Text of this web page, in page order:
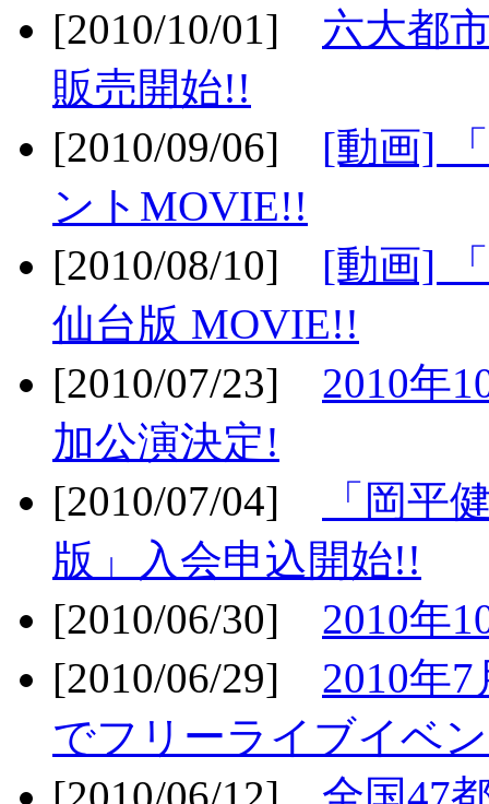
[2010/10/01] 六大都
販売開始!!
[2010/09/06] [動画]
ントMOVIE!!
[2010/08/10] [動画]
仙台版 MOVIE!!
[2010/07/23] 2010年
加公演決定!
[2010/07/04]
「岡平
版」入会申込開始!!
[2010/06/30] 2010年
[2010/06/29] 2010年
でフリーライブイベ